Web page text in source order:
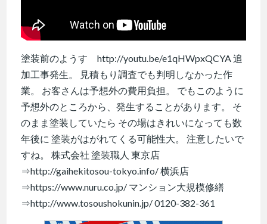
塗装前のようす http://youtu.be/e1qHWpxQCYA 追
加工事発生。 見積もり調査でも判明しなかった作
業。 お客さんは予想外の費用負担。 でもこのように
予想外のところから、発生することがあります。 そ
のまま塗装していたら その場はきれいになっても数
年後に 塗装がはがれてくる可能性大。 注意したいで
すね。 株式会社 塗装職人 東京店
⇒http://gaihekitosou-tokyo.info/ 横浜店
⇒https://www.nuru.co.jp/ マンション大規模修繕
⇒http://www.tosoushokunin.jp/ 0120-382-361